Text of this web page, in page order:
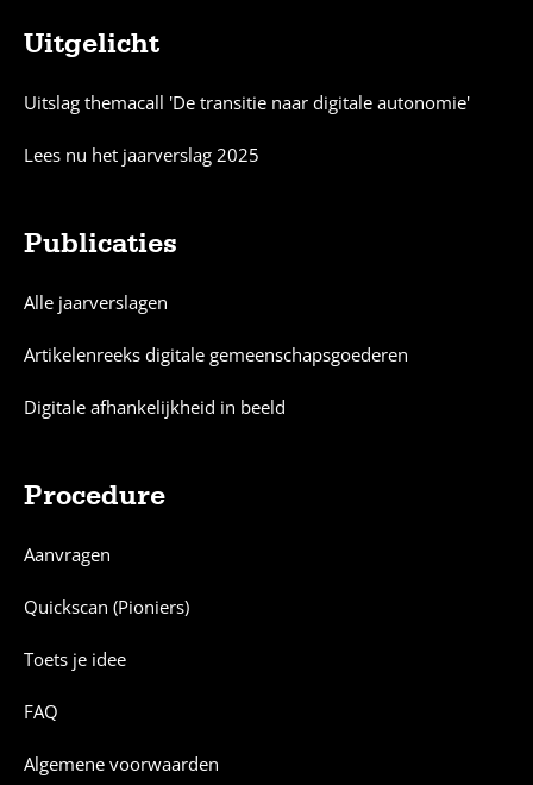
Uitgelicht
Uitslag themacall 'De transitie naar digitale autonomie'
Lees nu het jaarverslag 2025
Publicaties
Alle jaarverslagen
Artikelenreeks digitale gemeenschapsgoederen
Digitale afhankelijkheid in beeld
Procedure
Aanvragen
Quickscan (Pioniers)
Toets je idee
FAQ
Algemene voorwaarden